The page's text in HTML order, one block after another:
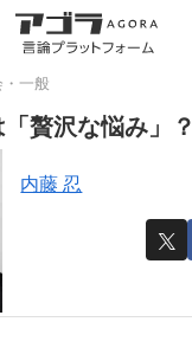
一般
贅沢な悩み」？
内藤 忍